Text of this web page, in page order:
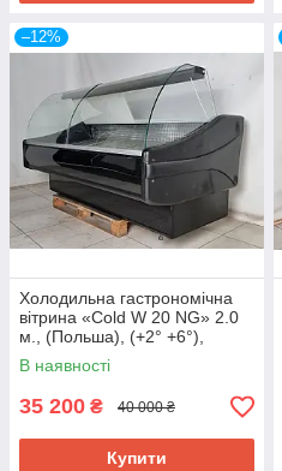
–12%
Холодильна гастрономічна
вітрина «Cold W 20 NG» 2.0
м., (Польша), (+2° +6°),
новий компрессор, Б/у
В наявності
35 200 ₴ 40 000 ₴
Купити